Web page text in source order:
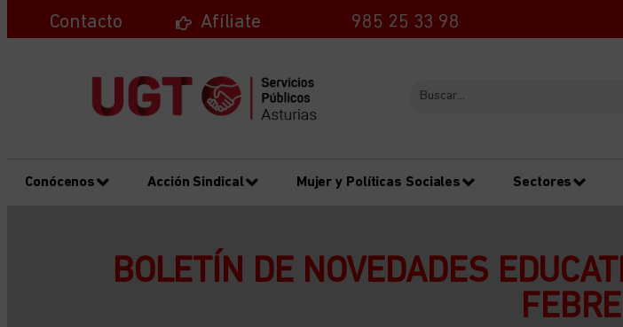
Contacto Afíliate 985 25 33 98
Conócenos Acción Sindical Mujer y Políticas Sociales Sectores
BOLETÍN DE NOVEDADES